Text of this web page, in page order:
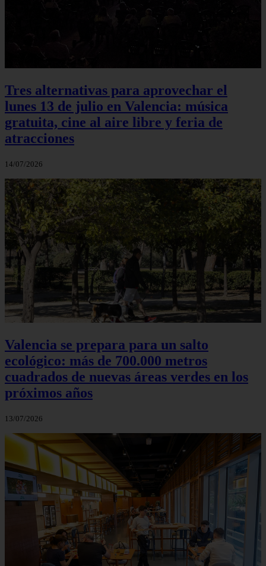
Tres alternativas para aprovechar el
lunes 13 de julio en Valencia: música
gratuita, cine al aire libre y feria de
atracciones
14/07/2026
Valencia se prepara para un salto
ecológico: más de 700.000 metros
cuadrados de nuevas áreas verdes en los
próximos años
13/07/2026